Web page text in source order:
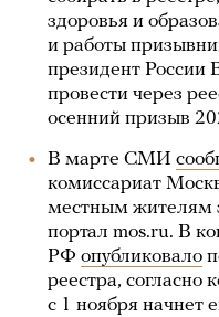
здоровья и
и работы
президент
провести через
осенний призыв
В марте СМИ
комиссариат
местным жителям
портал mos.ru. В
РФ опубликовало
реестра,
с 1 ноября начнет